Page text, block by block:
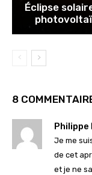
Éclipse
8
Je me
de cet
et je ne